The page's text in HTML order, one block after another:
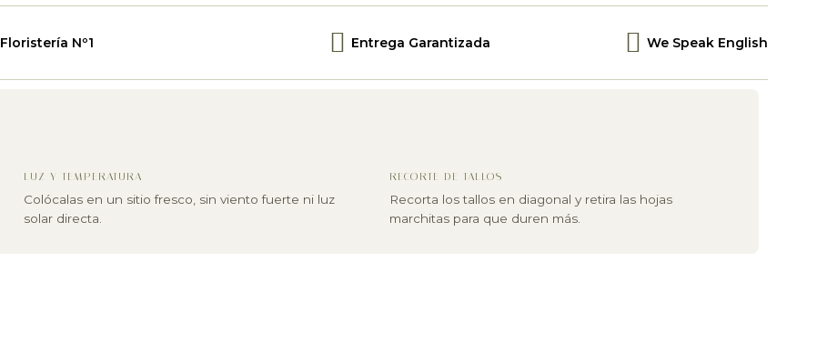
Floristería Nº1 Entrega Garantizada We Speak English
LUZ Y TEMPERATURA
Colócalas en un sitio fresco, sin viento fuerte ni luz
solar directa.
RECORTE DE TALLOS
Recorta los tallos en diagonal y retira las hojas
marchitas para que duren más.